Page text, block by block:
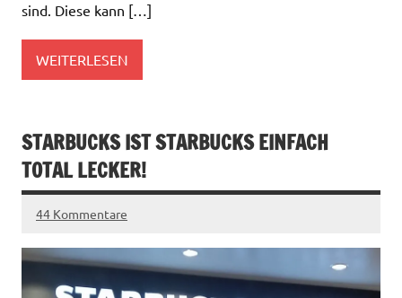
sind. Diese kann […]
WEITERLESEN
STARBUCKS IST STARBUCKS EINFACH
TOTAL LECKER!
44 Kommentare